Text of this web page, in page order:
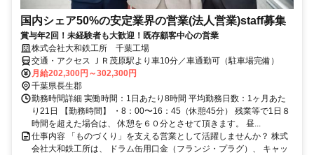
国内シェア50%の安定業界の営業(法人営業)staff募集
賞与年2回！未経験者も大歓迎！既存顧客中心の営業
株式会社大和鉄工所 千葉工場
交通・アクセス ＪＲ茂原駅より車10分／車通勤可（駐車場完備）
月給202,300円～302,300円
千葉県長生郡
勤務時間詳細 実働時間：1日あたり8時間 平均勤務日数：1ヶ月あた
り21日 【勤務時間】 ・8：00〜16：45（休憩45分） 残業等で1日８
時間を超えた場合は、 休憩を６０分とさせて頂きます。 昼...
仕事内容 「ものづくり」を支える営業として活躍しませんか？ 株式
会社大和鉄工所は、 ドラム缶用口金（フランジ・プラグ）、 キャッ